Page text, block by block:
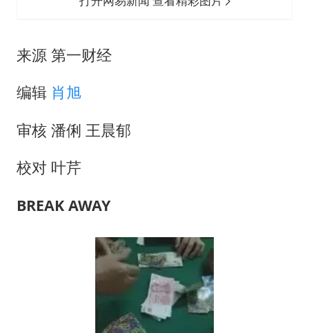
来源 第一财经
编辑 肖旭
审核 潘俐 王晨郁
校对 叶芹
BREAK AWAY